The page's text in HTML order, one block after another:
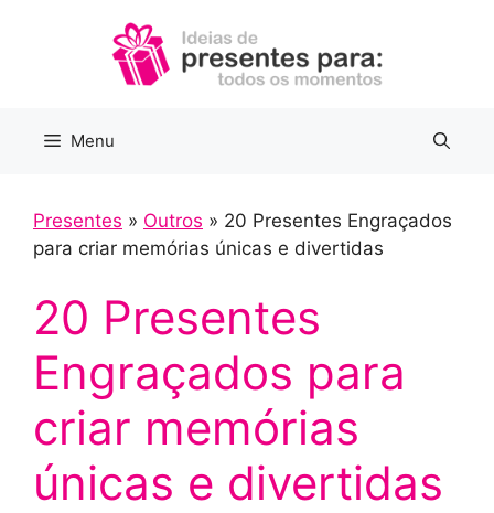
Menu
Presentes » Outros » 20 Presentes Engraçados
para criar memórias únicas e divertidas
20 Presentes
Engraçados para
criar memórias
únicas e divertidas